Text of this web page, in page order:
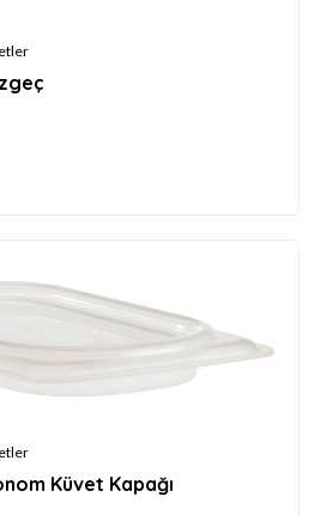
Küvet Kapağı